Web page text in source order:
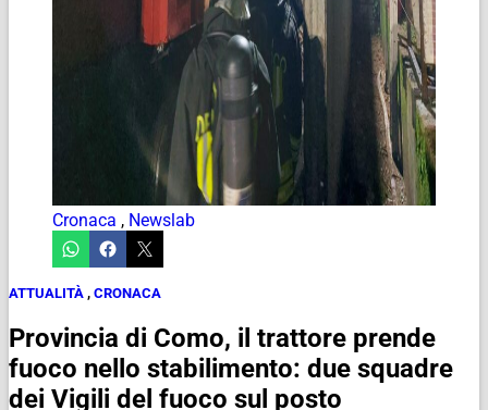
Cronaca , Newslab
ATTUALITÀ , CRONACA
Provincia di Como, il trattore prende
fuoco nello stabilimento: due squadre
dei Vigili del fuoco sul posto